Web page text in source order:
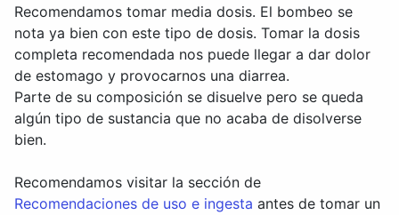
Recomendamos tomar media dosis. El bombeo se
nota ya bien con este tipo de dosis. Tomar la dosis
completa recomendada nos puede llegar a dar dolor
de estomago y provocarnos una diarrea.
Parte de su composición se disuelve pero se queda
algún tipo de sustancia que no acaba de disolverse
bien.
Recomendamos visitar la sección de
Recomendaciones de uso e ingesta antes de tomar un